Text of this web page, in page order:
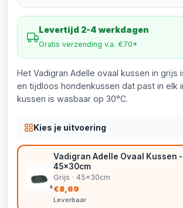
Levertijd 2-4 werkdagen
Gratis verzending v.a. €70*
Het Vadigran Adelle ovaal kussen in grijs
en tijdloos hondenkussen dat past in elk
kussen is wasbaar op 30°C.
Kies je uitvoering
Vadigran Adelle Ovaal Kussen
45x30cm
Grijs · 45x30cm
€8,69
Leverbaar